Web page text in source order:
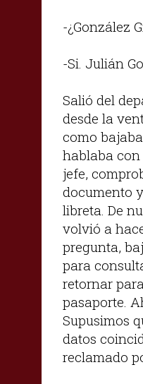
-¿González
-Si. Julián
Salió del
desde la
como
hablaba
jefe,
documento
libreta. De
volvió a
pregunta,
para
retornar
pasaporte.
Supusimos
datos
reclamado